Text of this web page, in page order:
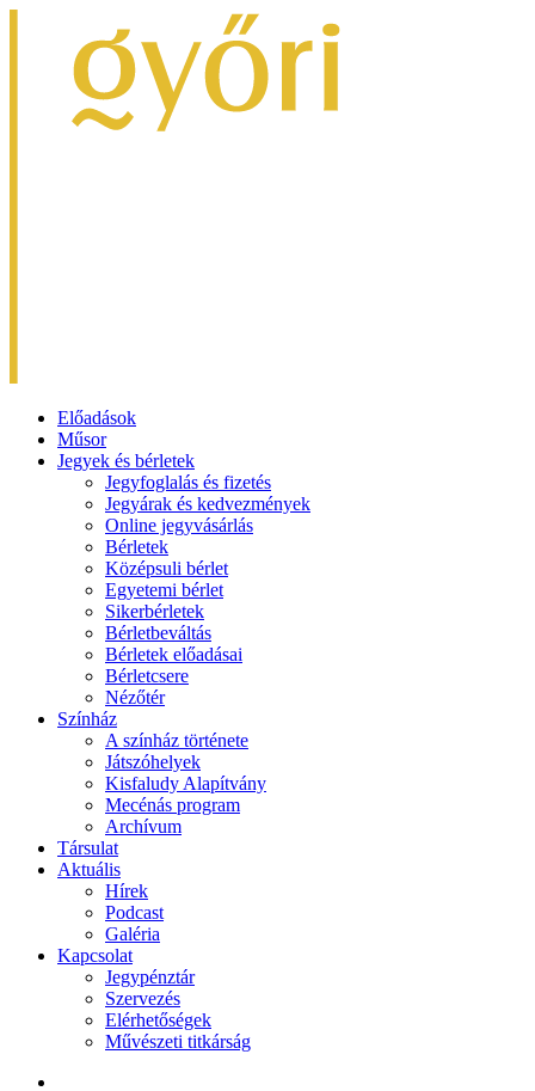
Előadások
Műsor
Jegyek és bérletek
Jegyfoglalás és fizetés
Jegyárak és kedvezmények
Online jegyvásárlás
Bérletek
Középsuli bérlet
Egyetemi bérlet
Sikerbérletek
Bérletbeváltás
Bérletek előadásai
Bérletcsere
Nézőtér
Színház
A színház története
Játszóhelyek
Kisfaludy Alapítvány
Mecénás program
Archívum
Társulat
Aktuális
Hírek
Podcast
Galéria
Kapcsolat
Jegypénztár
Szervezés
Elérhetőségek
Művészeti titkárság